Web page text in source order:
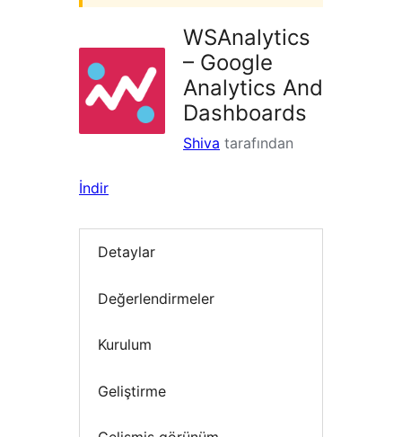
WSAnalytics
– Google
Analytics And
Dashboards
Shiva tarafından
İndir
Detaylar
Değerlendirmeler
Kurulum
Geliştirme